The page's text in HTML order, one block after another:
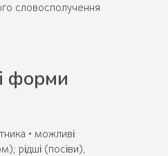
словосполучення
форми
• можливі
рідші (посіви),